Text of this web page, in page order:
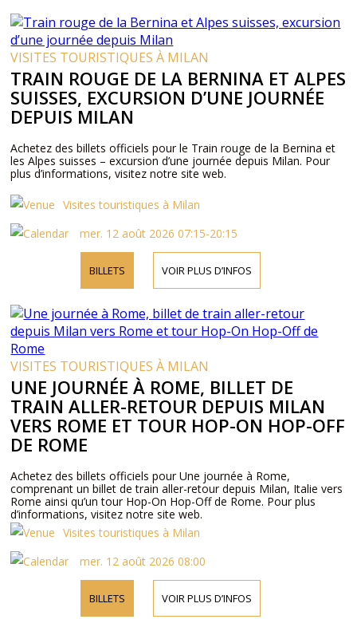
VISITES TOURISTIQUES À MILAN
TRAIN ROUGE DE LA BERNINA ET ALPES
SUISSES, EXCURSION D’UNE JOURNÉE
DEPUIS MILAN
Achetez des billets officiels pour le Train rouge de la Bernina et
les Alpes suisses – excursion d’une journée depuis Milan. Pour
plus d’informations, visitez notre site web.
Visites touristiques à Milan
mer. 12 août 2026 07:15-20:15
BILLETS VOIR PLUS D’INFOS
VISITES TOURISTIQUES À MILAN
UNE JOURNÉE À ROME, BILLET DE
TRAIN ALLER-RETOUR DEPUIS MILAN
VERS ROME ET TOUR HOP-ON HOP-OFF
DE ROME
Achetez des billets officiels pour Une journée à Rome,
comprenant un billet de train aller-retour depuis Milan, Italie vers
Rome ainsi qu’un tour Hop-On Hop-Off de Rome. Pour plus
d’informations, visitez notre site web.
Visites touristiques à Milan
mer. 12 août 2026 08:00
BILLETS VOIR PLUS D’INFOS